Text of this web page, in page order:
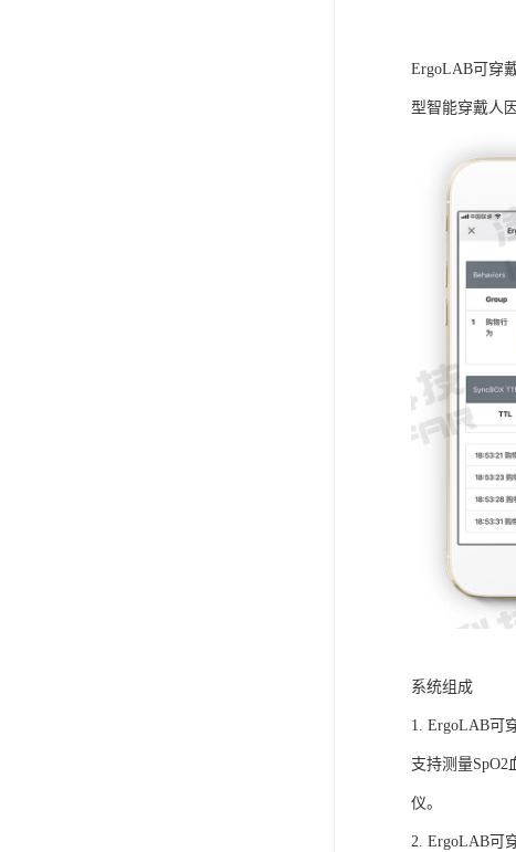
ErgoLAB可穿
型智能穿戴人
系统组成
1. ErgoLAB可
支持测量
仪。
2. ErgoLAB可